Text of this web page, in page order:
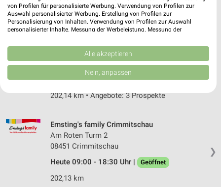
185,22 km • Angebote: 3 Prospekte
❯
Silberstr. 24/26
08451 Crimmitschau
Heute 08:00 - 20:00 Uhr | Geöffnet
202,14 km • Angebote: 3 Prospekte
❯
Ernsting's family Crimmitschau
Am Roten Turm 2
08451 Crimmitschau
Heute 09:00 - 18:30 Uhr |
Geöffnet
202,13 km
von Profilen für personalisierte Werbung. Verwendung von Profilen zur
Auswahl personalisierter Werbung. Erstellung von Profilen zur
Personalisierung von Inhalten. Verwendung von Profilen zur Auswahl
personalisierter Inhalte. Messung der Werbeleistung. Messung der
Kombinationen von Daten aus verschiedenen Quellen. Entwicklung und
Verbesserung der Angebote. Verwendung reduzierter Daten zur Auswahl
von Inhalten.
Daten können außerhalb der Europäischen Union weitergegeben und in die
USA gesendet werden.
Website/App.
Wir nutzen Ihre Daten für folgende Zwecke:
IAB-Verarbeitungszwecke:
Speichern von oder Zugriff auf Informationen
Verwendung reduzierter Daten zur Auswahl von
Alle akzeptieren
Nein, anpassen